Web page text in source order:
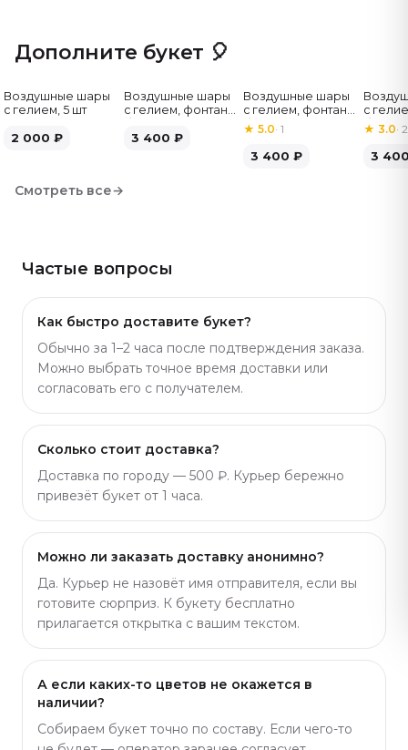
подарок ярче. Букет из 49 красных роз в нашем
каталоге — выбирайте под повод и бюджет. Артикул:
Дополните букет 🎈
Воздушные шары
с гелием, 5 шт
2 000 ₽
Воздушные шары
с гелием, фонтан,
шт
3 400 ₽
Воздушные шары
с гелием, фонтан,
бело-розовые, 7
шт
★5.0·1
3 400 ₽
с
бело-
★ 3.0· 2
3
Смотреть все→
Частые вопросы
Как быстро доставите букет?
Обычно за 1–2 часа после подтверждения заказа.
Можно выбрать точное время доставки или
согласовать его с получателем.
Сколько стоит доставка?
Доставка по городу — 500 ₽. Курьер бережно
привезёт букет от 1 часа.
Можно ли заказать доставку анонимно?
Да. Курьер не назовёт имя отправителя, если вы
готовите сюрприз. К букету бесплатно
прилагается открытка с вашим текстом.
А если каких-то цветов не окажется в
наличии?
Собираем букет точно по составу. Если чего-то